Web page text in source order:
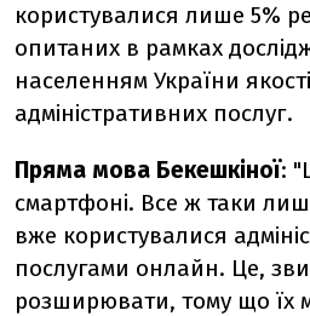
користувалися лише 5%
опитаних в рамках
населенням України
адміністративних послуг.
Пряма мова Бекешкіної:
смартфоні. Все ж таки
вже користувалися
послугами онлайн. Це,
розширювати, тому що їх